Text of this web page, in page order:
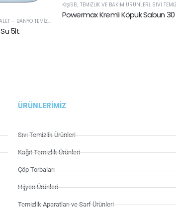
– BANYO TEMIZLEYICILER
5lt
KIŞISEL TEMIZLIK VE BAKIM ÜRÜNLERI, SIVI TEMIZLIK
Powermax Kremli Köpük Sabun
ÜRÜNLERIMIZ
Sıvı Temizlik Ürünleri
Kağıt Temizlik Ürünleri
Çöp Torbaları
Hijyen Ürünleri
Temizlik Aparatları ve Sarf Ürünleri